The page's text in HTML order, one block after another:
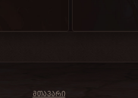
ᲛᲗᲐᲕᲐᲠᲘ